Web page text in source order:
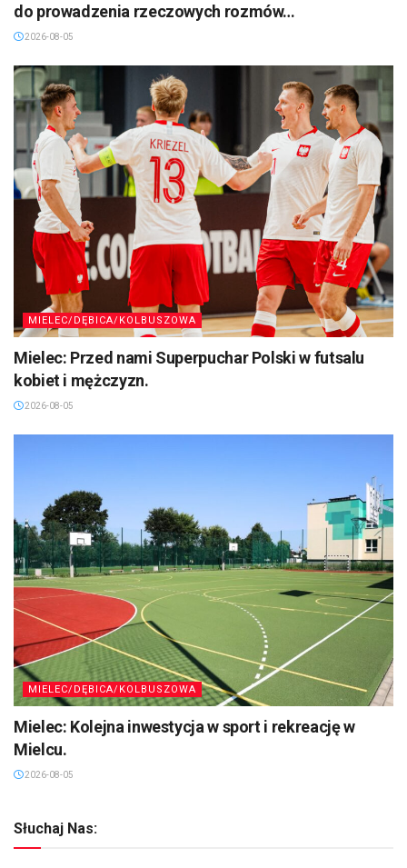
do prowadzenia rzeczowych rozmów…
2026-08-05
MIELEC/DĘBICA/KOLBUSZOWA
Mielec: Przed nami Superpuchar Polski w futsalu
kobiet i mężczyzn.
2026-08-05
MIELEC/DĘBICA/KOLBUSZOWA
Mielec: Kolejna inwestycja w sport i rekreację w
Mielcu.
2026-08-05
Słuchaj Nas: